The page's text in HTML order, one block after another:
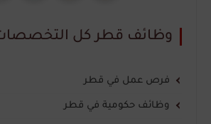
وظائف قطر كل
فرص عمل في قطر
وظائف حكومية في قطر